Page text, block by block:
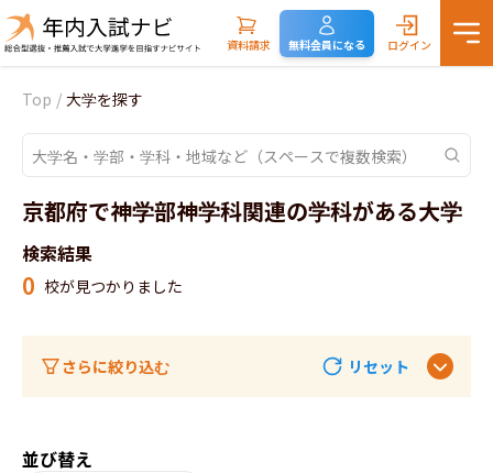
資料請求 無料会員になる ログイン
Top / 大学を探す
京都府で神学部神学科関連の学科がある大学
検索結果
0 校が見つかりました
さらに絞り込む リセット
並び替え